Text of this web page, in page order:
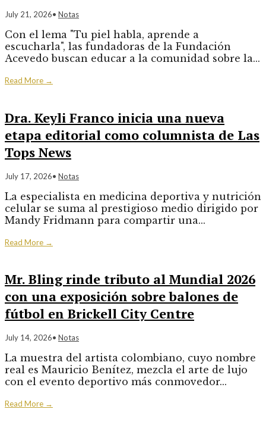
July 21, 2026• Notas
Con el lema "Tu piel habla, aprende a
escucharla", las fundadoras de la Fundación
Acevedo buscan educar a la comunidad sobre la...
Read More →
Dra. Keyli Franco inicia una nueva
etapa editorial como columnista de Las
Tops News
July 17, 2026• Notas
La especialista en medicina deportiva y nutrición
celular se suma al prestigioso medio dirigido por
Mandy Fridmann para compartir una...
Read More →
Mr. Bling rinde tributo al Mundial 2026
con una exposición sobre balones de
fútbol en Brickell City Centre
July 14, 2026• Notas
La muestra del artista colombiano, cuyo nombre
real es Mauricio Benítez, mezcla el arte de lujo
con el evento deportivo más conmovedor...
Read More →